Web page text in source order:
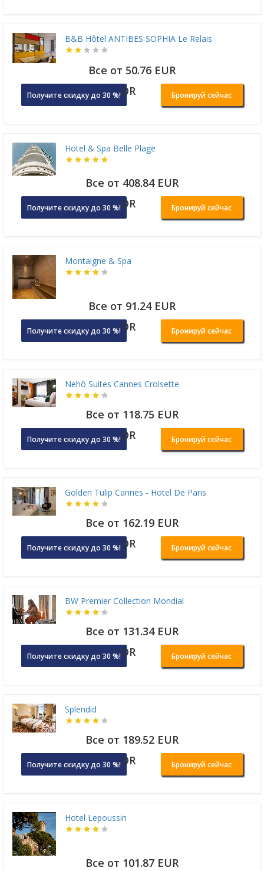
B&B Hôtel ANTIBES SOPHIA Le Relais
Все от 50.76 EUR
Получите скидку до 30 %!OR Бронируй сейчас
Hotel & Spa Belle Plage
Все от 408.84 EUR
Получите скидку до 30 %!OR Бронируй сейчас
Montaigne & Spa
Все от 91.24 EUR
Получите скидку до 30 %!OR Бронируй сейчас
Nehô Suites Cannes Croisette
Все от 118.75 EUR
Получите скидку до 30 %!OR Бронируй сейчас
Golden Tulip Cannes - Hotel De Paris
Все от 162.19 EUR
Получите скидку до 30 %!OR Бронируй сейчас
BW Premier Collection Mondial
Все от 131.34 EUR
Получите скидку до 30 %!OR Бронируй сейчас
Splendid
Все от 189.52 EUR
Получите скидку до 30 %!OR Бронируй сейчас
Hotel Lepoussin
Все от 101.87 EUR